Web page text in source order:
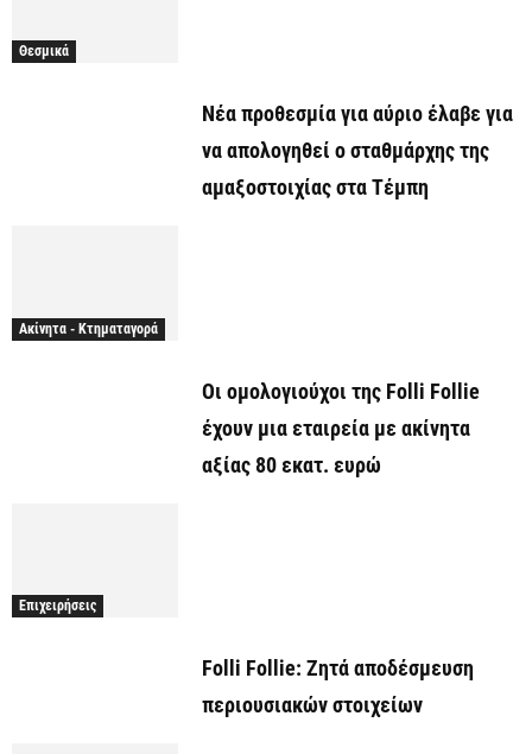
Θεσμικά
Νέα προθεσμία για αύριο έλαβε για
να απολογηθεί ο σταθμάρχης της
αμαξοστοιχίας στα Τέμπη
Ακίνητα - Κτηματαγορά
Οι ομολογιούχοι της Folli Follie
έχουν μια εταιρεία με ακίνητα
αξίας 80 εκατ. ευρώ
Επιχειρήσεις
Folli Follie: Ζητά αποδέσμευση
περιουσιακών στοιχείων